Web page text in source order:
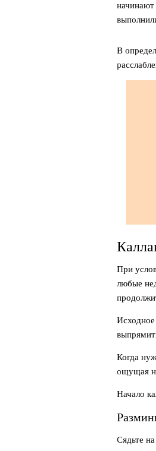
начинают
В
При
любые
Когда
ощущая
Начало
Сядьте